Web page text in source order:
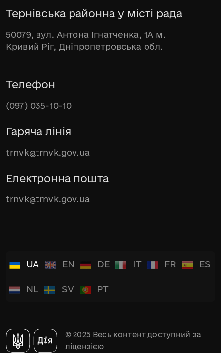
Тернівська районна у місті рада
50079, вул. Антона Ігнатченка, 1А м.
Кривий Ріг, Дніпропетровська обл.
Телефон
(097) 035-10-10
Гаряча лінія
trnvk@trnvk.gov.ua
Електронна пошта
trnvk@trnvk.gov.ua
UA EN DE IT FR ES
NL SV PT
© 2025 Весь контент доступний за
ліцензією